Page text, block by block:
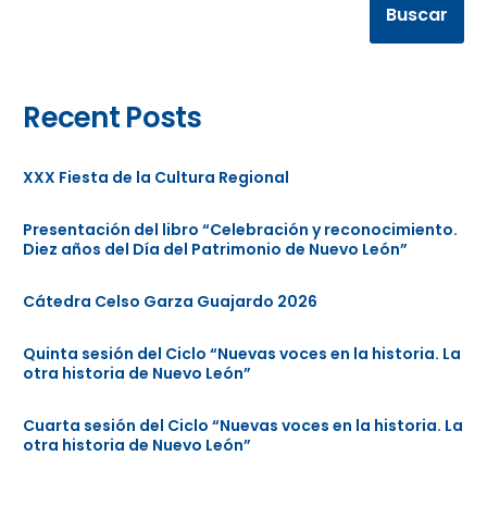
Buscar
Recent Posts
XXX Fiesta de la Cultura Regional
Presentación del libro “Celebración y reconocimiento.
Diez años del Día del Patrimonio de Nuevo León”
Cátedra Celso Garza Guajardo 2026
Quinta sesión del Ciclo “Nuevas voces en la historia. La
otra historia de Nuevo León”
Cuarta sesión del Ciclo “Nuevas voces en la historia. La
otra historia de Nuevo León”